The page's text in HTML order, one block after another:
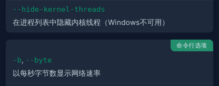
--hide-kernel-threads
在进程列表中隐藏内核线程（Windows不可用）
命令行选项
-b, --byte
以每秒字节数显示网络速率